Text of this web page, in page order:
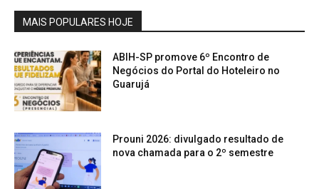
MAIS POPULARES HOJE
ABIH-SP promove 6º Encontro de
Negócios do Portal do Hoteleiro no
Guarujá
Prouni 2026: divulgado resultado de
nova chamada para o 2º semestre